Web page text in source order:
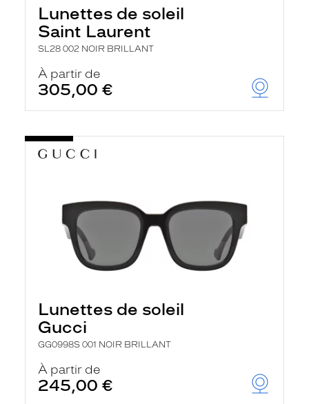
Lunettes de soleil
Saint Laurent
SL28 002 NOIR BRILLANT
À partir de
305,00 €
Lunettes de soleil
Gucci
GG0998S 001 NOIR BRILLANT
À partir de
245,00 €